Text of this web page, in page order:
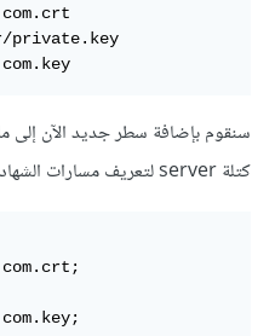
private.key
سنقوم بإضافة سطر جديد الآن إلى
كتلة server لتعريف مسارات الشهادة الرقمية مع مفتاحها الخاص